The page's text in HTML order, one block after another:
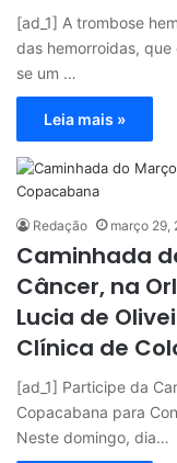
[ad_1] A trombose
das hemorroidas,
se um …
Leia mais »
Redação março 29,
Caminhada
Câncer, na
Lucia de
Clínica de
[ad_1] Participe da
Copacabana para
Neste domingo, dia…